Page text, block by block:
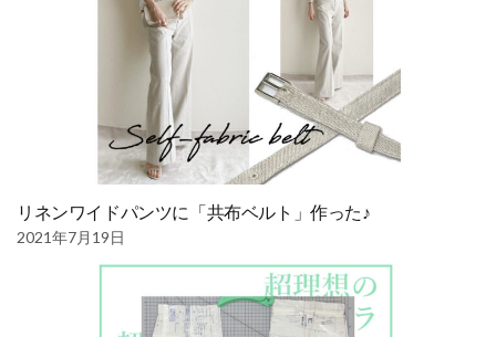
リネンワイドパンツに「共布ベルト」作った♪
2021年7月19日